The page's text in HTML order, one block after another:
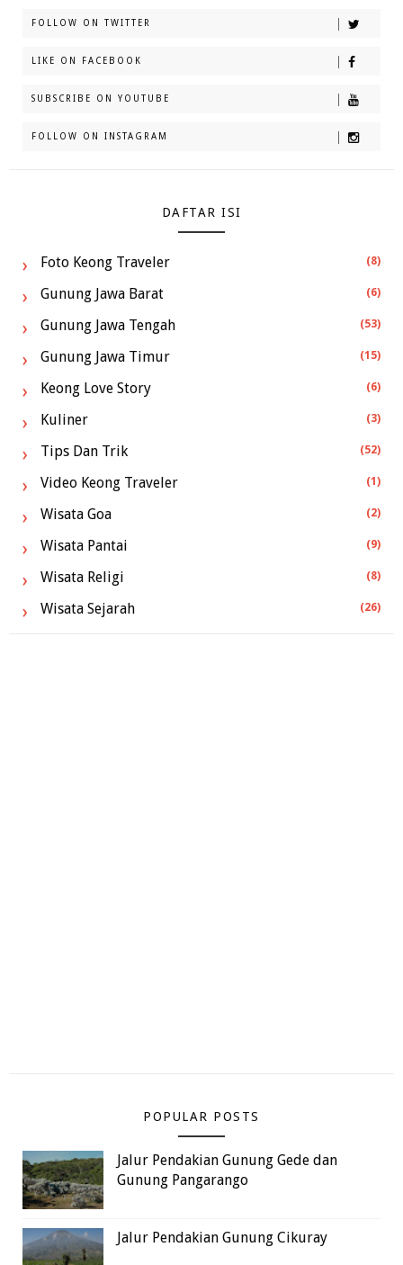
FOLLOW ON TWITTER
LIKE ON FACEBOOK
SUBSCRIBE ON YOUTUBE
FOLLOW ON INSTAGRAM
DAFTAR ISI
Foto Keong Traveler (8)
Gunung Jawa Barat (6)
Gunung Jawa Tengah (53)
Gunung Jawa Timur (15)
Keong Love Story (6)
Kuliner (3)
Tips Dan Trik (52)
Video Keong Traveler (1)
Wisata Goa (2)
Wisata Pantai (9)
Wisata Religi (8)
Wisata Sejarah (26)
POPULAR POSTS
Jalur Pendakian Gunung Gede dan
Gunung Pangarango
Jalur Pendakian Gunung Cikuray